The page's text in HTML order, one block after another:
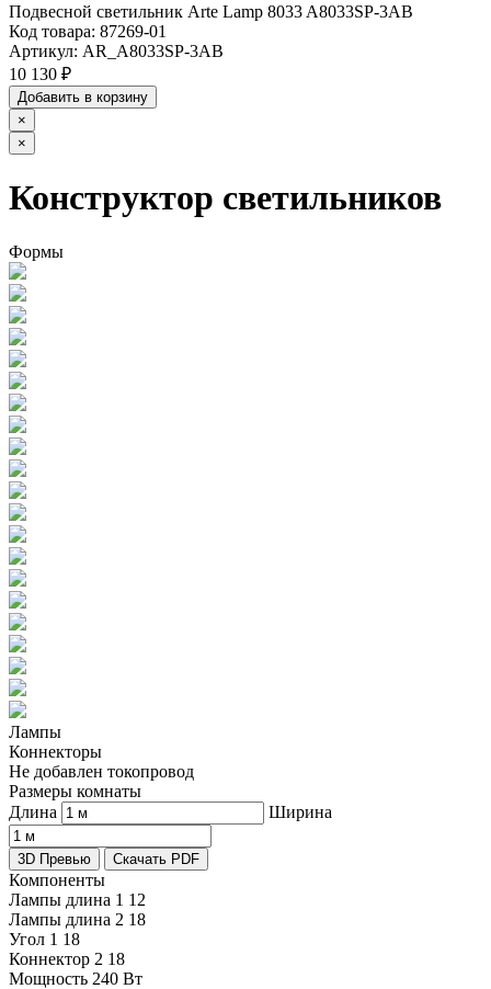
Подвесной светильник Arte Lamp 8033 A8033SP-3AB
Код товара: 87269-01
Артикул: AR_A8033SP-3AB
10 130 ₽
Добавить в корзину
×
×
Конструктор светильников
Формы
Лампы
Коннекторы
Не добавлен токопровод
Размеры комнаты
Длина
Ширина
3D Превью Скачать PDF
Компоненты
Лампы длина 1 12
Лампы длина 2 18
Угол 1 18
Коннектор 2 18
Мощность 240 Вт